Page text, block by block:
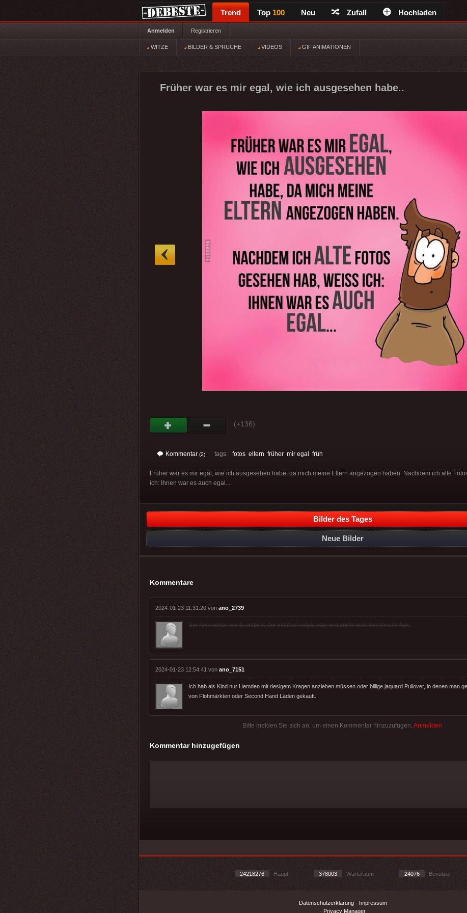
Trend Top 100 Neu Zufall Hochladen
Anmelden Registrieren
WITZE BILDER & SPRÜCHE VIDEOS GIF ANIMATIONEN
Früher war es mir egal, wie ich ausgesehen habe..
(+136)
Kommentar (2) tags: fotos eltern früher mir egal früh
Früher war es mir egal, wie ich ausgesehen habe, da mich meine Eltern angezogen haben. Nachdem ich alte
ich: Ihnen war es auch egal...
Bilder des Tages
Neue Bilder
Kommentare
2024-01-23 11:31:20 von ano_2739
Der Kommentar wurde entfernt, der Inhalt ist vulgär oder entspricht nicht den Vorschriften.
2024-01-23 12:54:41 von ano_7151
Ich hab als Kind nur Hemden mit riesigem Kragen anziehen müssen oder billige jaquard Pullover, in denen man
von Flohmärkten oder Second Hand Läden gekauft.
Bitte melden Sie sich an, um einen Kommentar hinzuzufügen. Anmelden
Kommentar hinzugefügen
24218276 Haupt 378003 Warteraum 24076 Benutzer
Datenschutzerklärung- Impressum
- Privacy Manager